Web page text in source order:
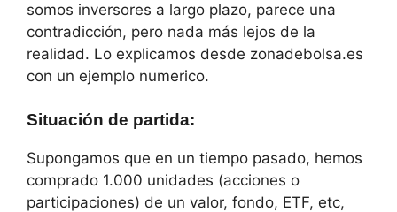
somos inversores a largo plazo, parece una
contradicción, pero nada más lejos de la
realidad. Lo explicamos desde zonadebolsa.es
con un ejemplo numerico.
Situación de partida:
Supongamos que en un tiempo pasado, hemos
comprado 1.000 unidades (acciones o
participaciones) de un valor, fondo, ETF, etc,